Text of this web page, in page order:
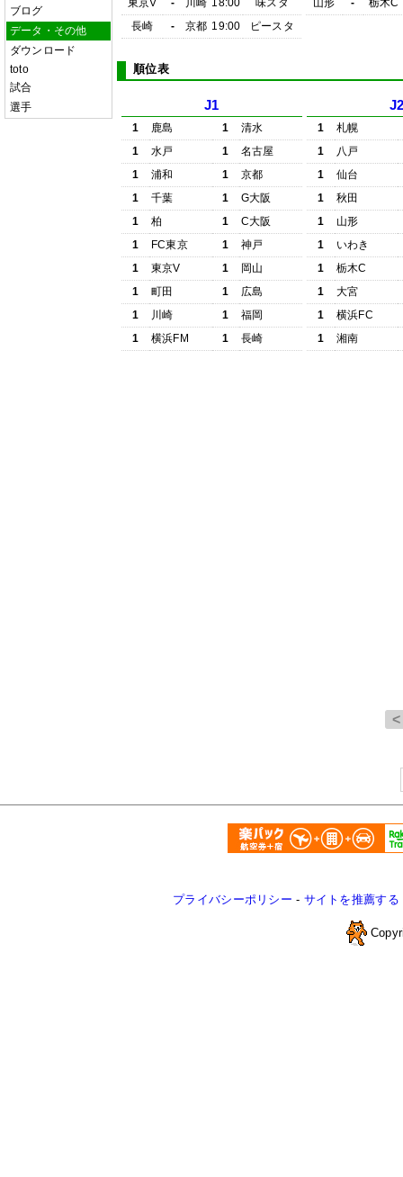
ブログ
データ・その他
ダウンロード
toto
試合
選手
東京V
- 川崎 18:00
味スタ
長崎
- 京都 19:00 ピースタ
山形
- 栃木C
順位表
J1
1 鹿島 1
清水
1
水戸 1
名古屋
1
浦和 1
京都
1
千葉 1
G大阪
1
柏 1
C大阪
1
FC東京 1
神戸
1
東京V 1
岡山
1
町田 1
広島
1
川崎 1
福岡
1
横浜FM 1 長崎
1
札幌
1
八戸
1
仙台
1
秋田
1
山形
1
いわき
1
栃木C
1
大宮
1
横浜FC
1
湘南
プライバシーポリシー - サイトを推薦する